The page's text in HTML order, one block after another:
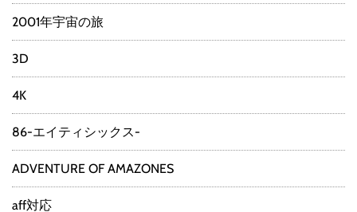
2001年宇宙の旅
3D
4K
86-エイティシックス-
ADVENTURE OF AMAZONES
aff対応